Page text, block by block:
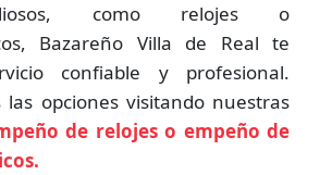
como relojes o
Bazareño Villa de Real te
confiable y profesional.
las opciones visitando nuestras
de relojes o empeño de